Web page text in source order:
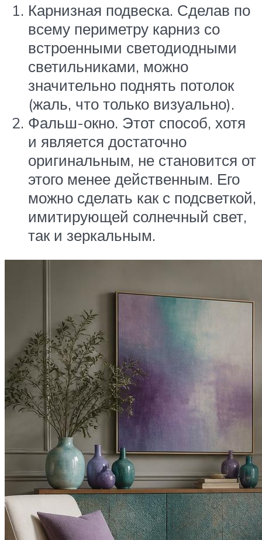
Карнизная подвеска. Сделав по
всему периметру карниз со
встроенными светодиодными
светильниками, можно
значительно поднять потолок
(жаль, что только визуально).
Фальш-окно. Этот способ, хотя
и является достаточно
оригинальным, не становится от
этого менее действенным. Его
можно сделать как с подсветкой,
имитирующей солнечный свет,
так и зеркальным.